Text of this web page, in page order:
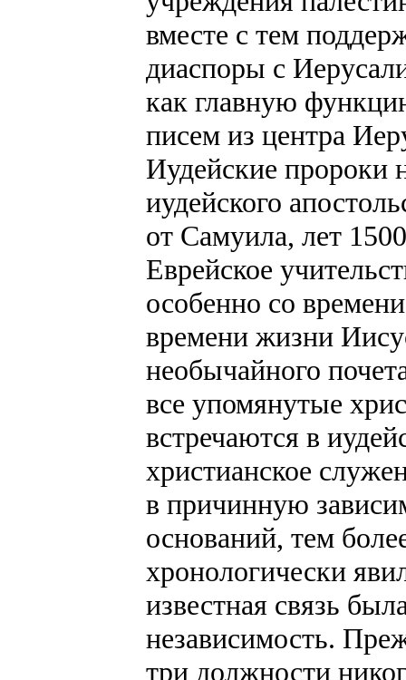
вместе с тем
диаспоры с
как главную
писем из центра
Иудейские пророки
иудейского
от Самуила, лет
Еврейское
особенно со
времени жизни
необычайного
все упомянутые
встречаются в
христианское
в причинную
оснований, тем
хронологически
известная связь
независимость.
три должности